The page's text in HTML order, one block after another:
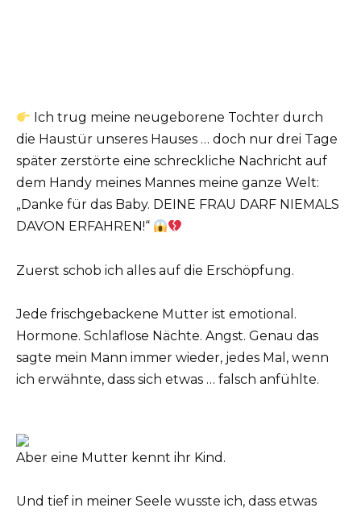
Ich trug meine neugeborene Tochter durch
die Haustür unseres Hauses … doch nur drei Tage
später zerstörte eine schreckliche Nachricht auf
dem Handy meines Mannes meine ganze Welt:
„Danke für das Baby. DEINE FRAU DARF NIEMALS
DAVON ERFAHREN!“
Zuerst schob ich alles auf die Erschöpfung.
Jede frischgebackene Mutter ist emotional.
Hormone. Schlaflose Nächte. Angst. Genau das
sagte mein Mann immer wieder, jedes Mal, wenn
ich erwähnte, dass sich etwas … falsch anfühlte.
Aber eine Mutter kennt ihr Kind.
Und tief in meiner Seele wusste ich, dass etwas